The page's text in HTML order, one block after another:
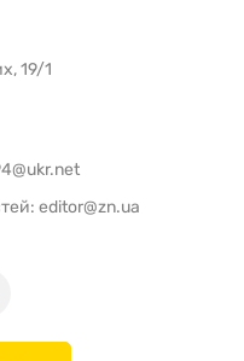
19/1
editor@zn.ua